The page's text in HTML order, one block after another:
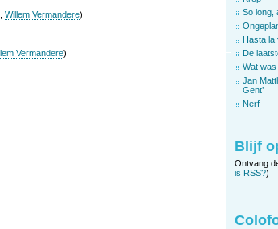
Willem Vermandere)
Vermandere)
So long,
Hasta la
De
Wat was
Jan
Gent’
Nerf
Blijf
Ontvang
is RSS?)